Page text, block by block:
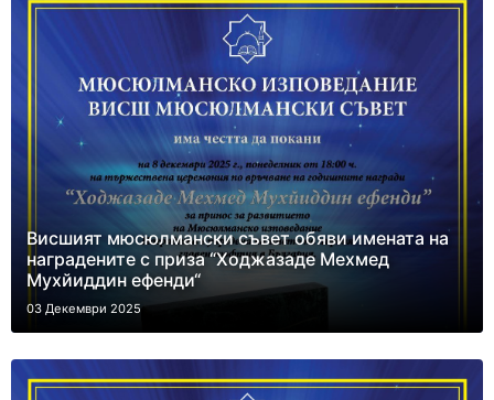
Висшият мюсюлмански съвет обяви имената на
наградените с приза “Ходжазаде Мехмед
Мухйиддин ефенди“
03 Декември 2025